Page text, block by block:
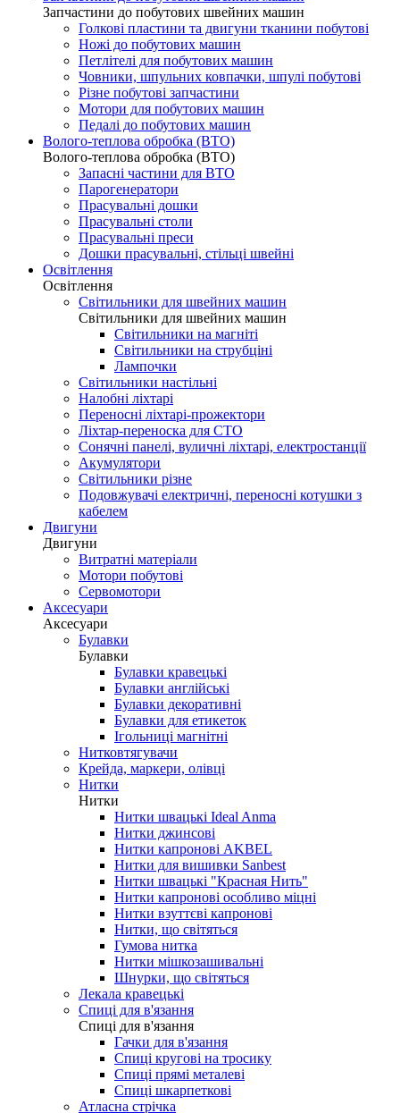
Запчастини до побутових швейних машин
Голкові пластини та двигуни тканини побутові
Ножі до побутових машин
Петлітелі для побутових машин
Човники, шпульних ковпачки, шпулі побутові
Різне побутові запчастини
Мотори для побутових машин
Педалі до побутових машин
Волого-теплова обробка (ВТО)
Волого-теплова обробка (ВТО)
Запасні частини для ВТО
Парогенератори
Прасувальні дошки
Прасувальні столи
Прасувальні преси
Дошки прасувальні, стільці швейні
Освітлення
Освітлення
Світильники для швейних машин
Світильники для швейних машин
Світильники на магніті
Світильники на струбціні
Лампочки
Світильники настільні
Налобні ліхтарі
Переносні ліхтарі-прожектори
Ліхтар-переноска для СТО
Сонячні панелі, вуличні ліхтарі, електростанції
Акумулятори
Світильники різне
Подовжувачі електричні, переносні котушки з
кабелем
Двигуни
Двигуни
Витратні матеріали
Мотори побутові
Сервомотори
Аксесуари
Аксесуари
Булавки
Булавки
Булавки кравецькі
Булавки англійські
Булавки декоративні
Булавки для етикеток
Ігольниці магнітні
Нитковтягувачи
Крейда, маркери, олівці
Нитки
Нитки
Нитки швацькі Ideal Anma
Нитки джинсові
Нитки капронові AKBEL
Нитки для вишивки Sanbest
Нитки швацькі "Красная Нить"
Нитки капронові особливо міцні
Нитки взуттєві капронові
Нитки, що світяться
Гумова нитка
Нитки мішкозашивальні
Шнурки, що світяться
Лекала кравецькі
Cпиці для в'язання
Cпиці для в'язання
Гачки для в'язання
Спиці кругові на тросику
Спиці прямі металеві
Спиці шкарпеткові
Атласна стрічка